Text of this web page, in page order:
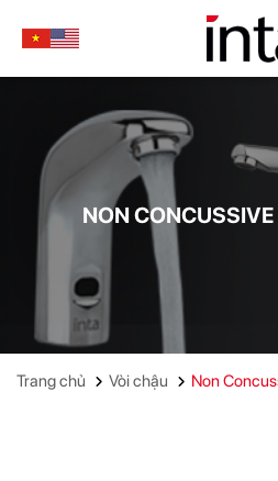
NON
Trang chủ Vòi chậu Non